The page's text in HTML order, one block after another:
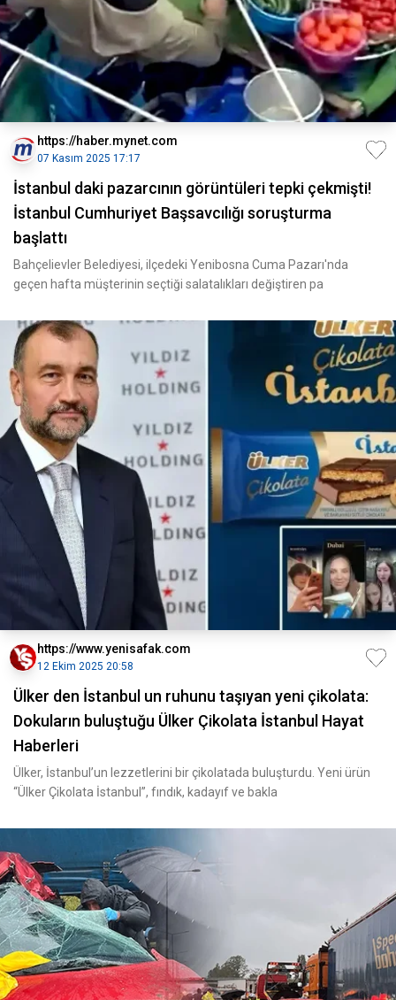
https://haber.mynet.com
07 Kasım 2025 17:17
İstanbul daki pazarcının görüntüleri tepki çekmişti!
İstanbul Cumhuriyet Başsavcılığı soruşturma
başlattı
Bahçelievler Belediyesi, ilçedeki Yenibosna Cuma Pazarı'nda
geçen hafta müşterinin seçtiği salatalıkları değiştiren pa
https://www.yenisafak.com
12 Ekim 2025 20:58
Ülker den İstanbul un ruhunu taşıyan yeni çikolata:
Dokuların buluştuğu Ülker Çikolata İstanbul Hayat
Haberleri
Ülker, İstanbul’un lezzetlerini bir çikolatada buluşturdu. Yeni ürün
“Ülker Çikolata İstanbul”, fındık, kadayıf ve bakla